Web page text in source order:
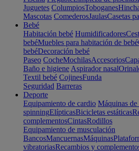
Juguetes ColumpiosToboganes
Mascotas ComederosJaulasCasetas
Bebé
Habitación bebé Humidificadores
bebéMuebles para habitación de bebé
bebéDecoración bebé
Paseo CocheMochilasAccesorios
Baño e higiene Aspirador nasal
Textil bebé CojinesFunda
Seguridad Barreras
Deporte
Equipamiento de cardio Máquinas de
spinningElípticasBicicletas estáticas
complementosCintasRodillos
Equipamiento de musculación
BancosMancuernasMáquinas
vibratoriasRecambios y